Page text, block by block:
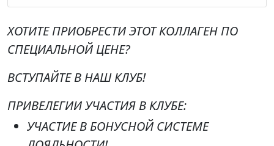
ХОТИТЕ ПРИОБРЕСТИ ЭТОТ КОЛЛАГЕН ПО
СПЕЦИАЛЬНОЙ ЦЕНЕ?
ВСТУПАЙТЕ В НАШ КЛУБ!
ПРИВЕЛЕГИИ УЧАСТИЯ В КЛУБЕ:
УЧАСТИЕ В БОНУСНОЙ СИСТЕМЕ